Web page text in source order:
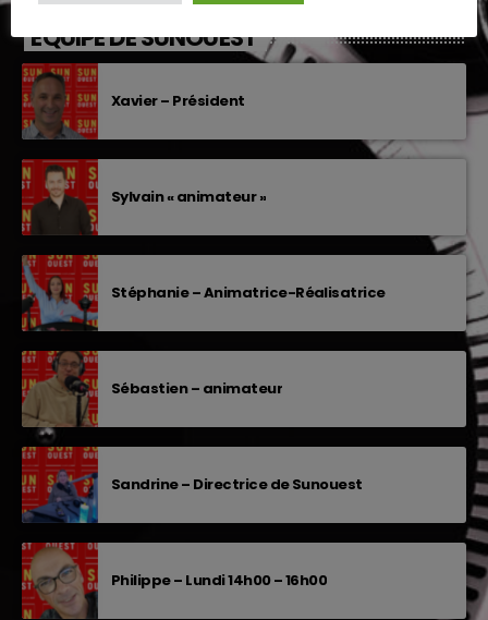
EQUIPE DE SUNOUEST
Xavier – Président
Sylvain « animateur »
Stéphanie – Animatrice-Réalisatrice
Sébastien – animateur
Sandrine – Directrice de Sunouest
Philippe – Lundi 14h00 – 16h00